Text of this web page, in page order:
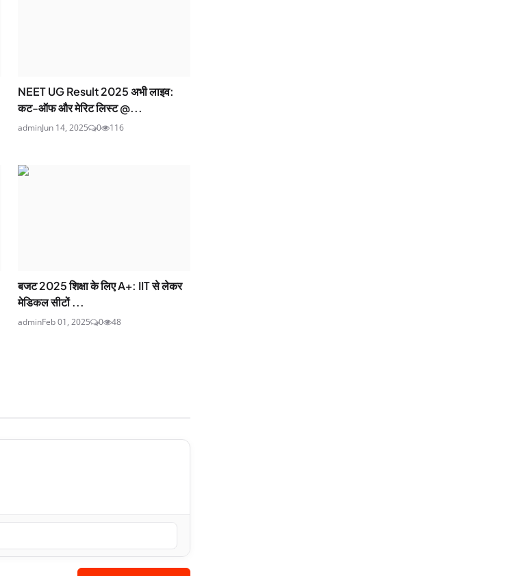
NEET UG Result 2025 अभी लाइव:
कट-ऑफ और मेरिट लिस्ट @...
adminJun 14, 2025 0 116
बजट 2025 शिक्षा के लिए A+: IIT से लेकर
मेडिकल सीटों ...
adminFeb 01, 2025 0 48